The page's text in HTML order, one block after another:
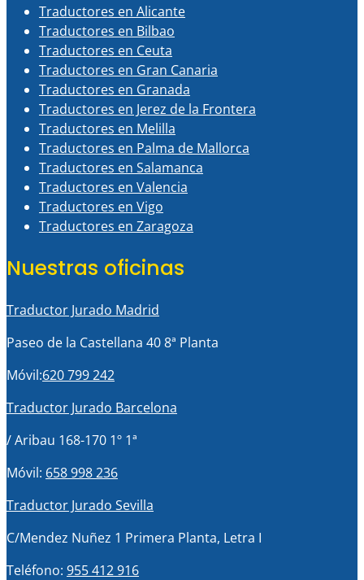
Traductores en Alicante
Traductores en Bilbao
Traductores en Ceuta
Traductores en Gran Canaria
Traductores en Granada
Traductores en Jerez de la Frontera
Traductores en Melilla
Traductores en Palma de Mallorca
Traductores en Salamanca
Traductores en Valencia
Traductores en Vigo
Traductores en Zaragoza
Nuestras oficinas
Traductor Jurado Madrid
Paseo de la Castellana 40 8ª Planta
Móvil:620 799 242
Traductor Jurado Barcelona
/ Aribau 168-170 1º 1ª
Móvil: 658 998 236
Traductor Jurado Sevilla
C/Mendez Nuñez 1 Primera Planta, Letra I
Teléfono: 955 412 916